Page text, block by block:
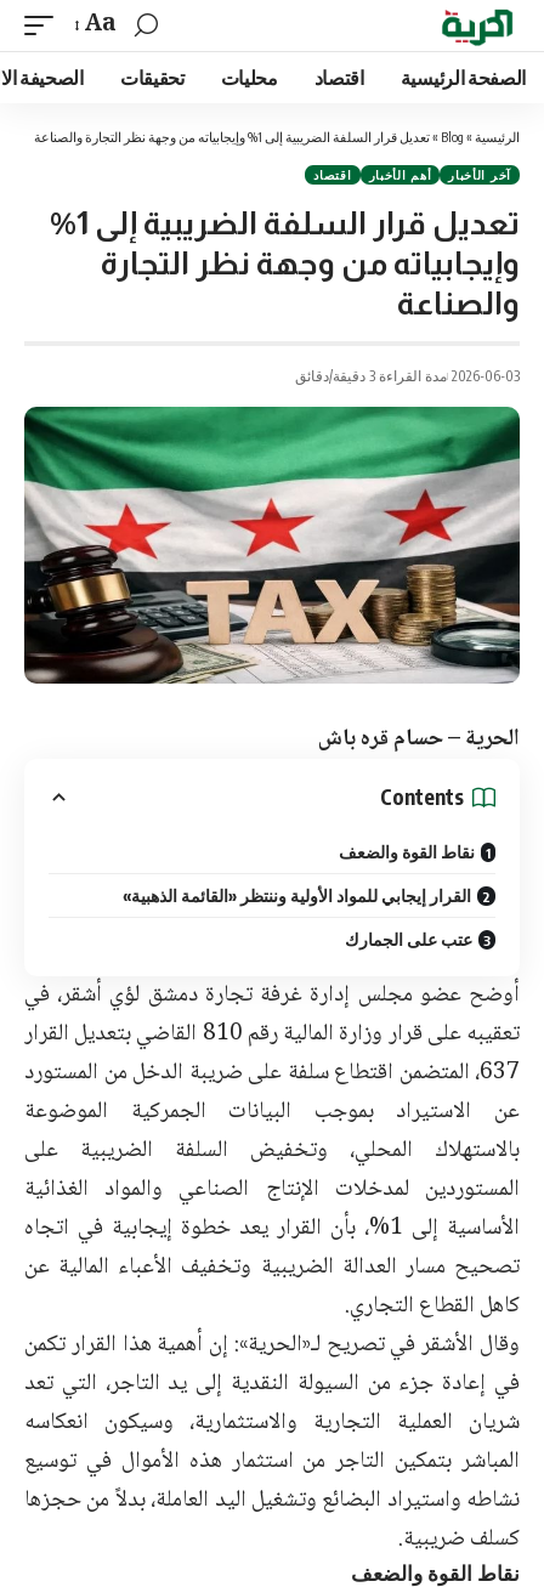
Aa
الصفحة الرئيسية اقتصاد محليات تحقيقات الصحيفة
الرئيسية »
Blog
»تعديل قرار السلفة الضريبية إلى 1% وإيجابياته من وجهة نظر التجارة والصناعة
آخر الأخبار أهم الأخبار اقتصاد
تعديل قرار السلفة الضريبية إلى 1%
وإيجابياته من وجهة نظر التجارة
والصناعة
2026-06-03 مدة القراءة 3 دقيقة/دقائق
الحرية – حسام قره باش
Contents
نقاط القوة والضعف
القرار إيجابي للمواد الأولية وننتظر «القائمة الذهبية»
عتب على الجمارك
أوضح عضو مجلس إدارة غرفة تجارة دمشق لؤي أشقر، في
تعقيبه على قرار وزارة المالية رقم 810 القاضي بتعديل القرار
637، المتضمن اقتطاع سلفة على ضريبة الدخل من المستورد
عن الاستيراد بموجب البيانات الجمركية الموضوعة
بالاستهلاك المحلي، وتخفيض السلفة الضريبية على
المستوردين لمدخلات الإنتاج الصناعي والمواد الغذائية
الأساسية إلى 1%، بأن القرار يعد خطوة إيجابية في اتجاه
تصحيح مسار العدالة الضريبية وتخفيف الأعباء المالية عن
كاهل القطاع التجاري.
وقال الأشقر في تصريح لـ«الحرية»: إن أهمية هذا القرار تكمن
في إعادة جزء من السيولة النقدية إلى يد التاجر، التي تعد
شريان العملية التجارية والاستثمارية، وسيكون انعكاسه
المباشر بتمكين التاجر من استثمار هذه الأموال في توسيع
نشاطه واستيراد البضائع وتشغيل اليد العاملة، بدلاً من حجزها
كسلف ضريبية.
نقاط القوة والضعف